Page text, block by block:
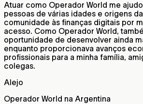
Atuar como Operador World me
pessoas de várias idades e origens
comunidade às finanças digitais por
acesso. Como Operador World,
oportunidade de desenvolver ainda
enquanto proporcionava avanços
profissionais para a minha família,
colegas.
Alejo
Operador World na Argentina